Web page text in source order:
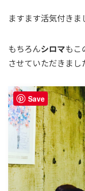
ますます活気付きま
もちろんシロマもこ
させていただきまし
Save